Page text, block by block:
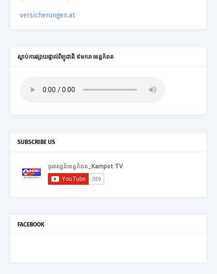
versicherungen.at
ស្តាប់ការផ្សាយផ្ទាល់វិទ្យុជាតិ ៩មករា ខេត្តកំពត
SUBSCRIBE US
FACEBOOK